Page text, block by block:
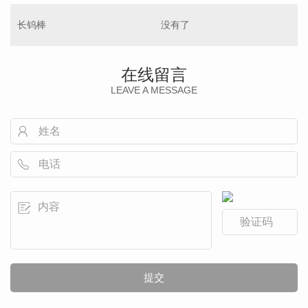
长钨棒 没有了
在线留言
LEAVE A MESSAGE